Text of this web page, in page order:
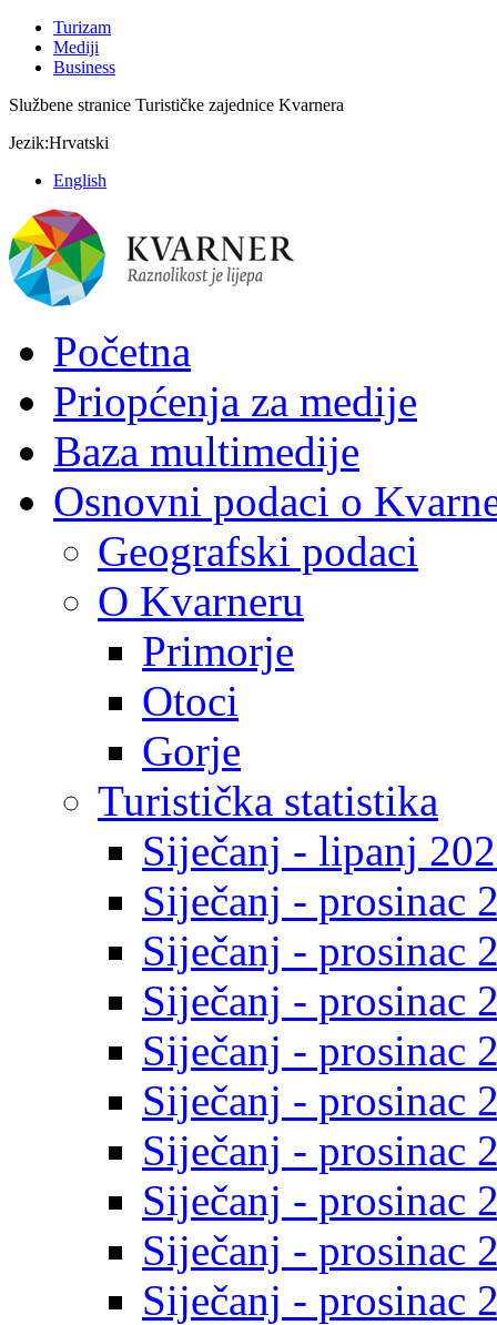
Turizam
Mediji
Business
Službene stranice Turističke zajednice Kvarnera
Jezik:Hrvatski
English
Početna
Priopćenja za medije
Baza multimedije
Osnovni podaci o
Geografski podaci
O Kvarneru
Primorje
Otoci
Gorje
Turistička statistika
Siječanj - lipanj
Siječanj - prosinac
Siječanj - prosinac
Siječanj - prosinac
Siječanj - prosinac
Siječanj - prosinac
Siječanj - prosinac
Siječanj - prosinac
Siječanj - prosinac
Siječanj - prosinac